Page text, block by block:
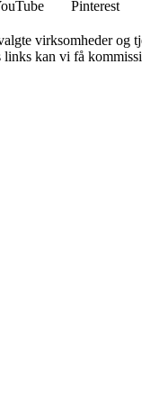
Pinterest
virksomheder og
kan vi få